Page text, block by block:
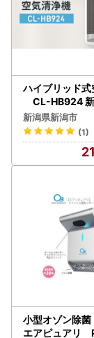
ハイブリッド
CL-HB924 新
ダイニチ工業
新潟県新潟市
(1)
小型オゾン除
エアピュアリ